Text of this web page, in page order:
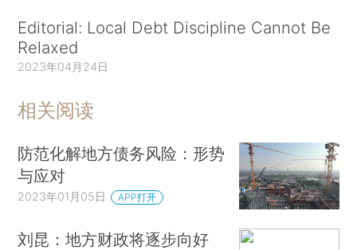
Editorial: Local Debt Discipline Cannot Be
Relaxed
2023年04月24日
相关阅读
防范化解地方债务风险：形势
与应对
2023年01月05日 APP打开
刘昆：地方财政将逐步向好